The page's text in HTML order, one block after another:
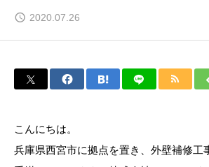
2020.07.26
こんにちは。
兵庫県西宮市に拠点を置き、外壁補修工